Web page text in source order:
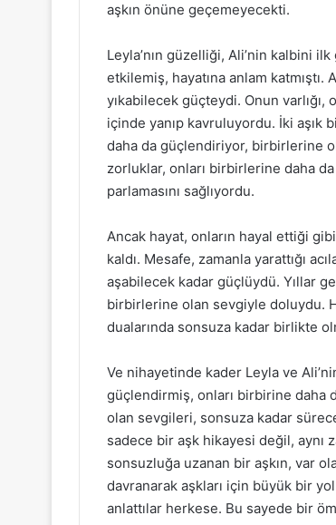
aşkın önüne geçemeyecekti.
Leyla’nın güzelliği, Ali’nin kalbini
etkilemiş, hayatına anlam
yıkabilecek güçteydi. Onun
içinde yanıp kavruluyordu. İki aşık
daha da güçlendiriyor, birbirlerine
zorluklar, onları birbirlerine daha
parlamasını sağlıyordu.
Ancak hayat, onların hayal ettiği
kaldı. Mesafe, zamanla yarattığı
aşabilecek kadar güçlüydü. Yıllar
birbirlerine olan sevgiyle doluydu.
dualarında sonsuza kadar birlikte
Ve nihayetinde kader Leyla ve
güçlendirmiş, onları birbirine daha
olan sevgileri, sonsuza kadar
sadece bir aşk hikayesi değil, aynı
sonsuzluğa uzanan bir aşkın, var
davranarak aşkları için büyük bir
anlattılar herkese. Bu sayede bir